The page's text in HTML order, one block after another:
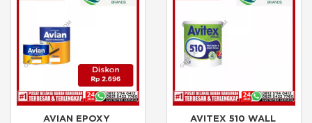
AVIAN EPOXY AVITEX 510 WALL